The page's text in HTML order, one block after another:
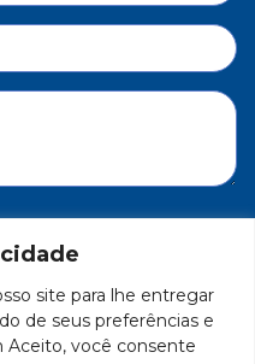
site para lhe entregar
de seus preferências e
Aceito, você consente